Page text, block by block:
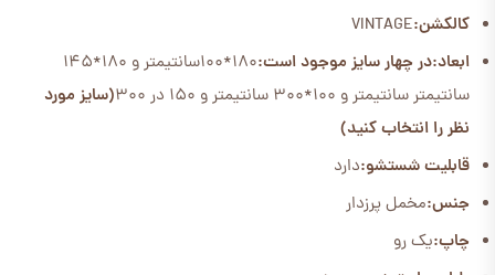
کالکشن:VINTAGE
ابعاد:در چهار سایز موجود است:
180*100سانتیمتر و 180*145
سانتیمتر سانتیمتر و 100*300 سانتیمتر و 150 در 300
(سایز مورد
نظر را انتخاب کنید)
قابلیت شستشو:دارد
جنس:مخمل پرزدار
چاپ:یک رو